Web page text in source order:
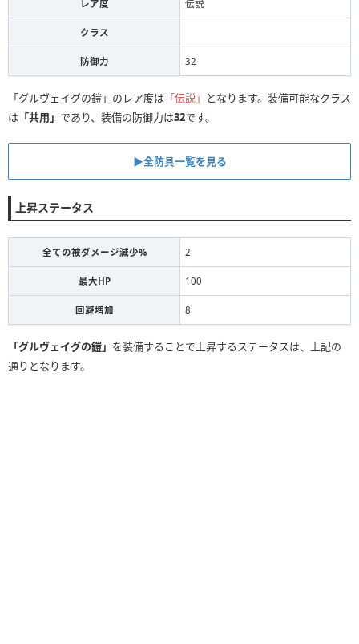
レア度 伝説
クラス
防御力 32
「グルヴェイグの鎧」のレア度は 「伝説」 となります。装備可能なクラス
は 「共用」 であり、装備の防御力は32です。
▶全防具一覧を見る
上昇ステータス
全ての被ダメージ減少% 2
最大HP 100
回避増加 8
「グルヴェイグの鎧」 を装備することで上昇するステータスは、上記の
通りとなります。